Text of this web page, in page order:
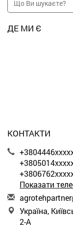
ДЕ МИ Є
КОНТАКТИ
Показати
agrotehpartne
Україна,
2-А